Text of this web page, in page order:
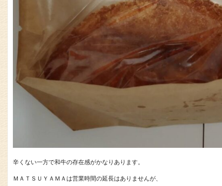
辛くない一方で和牛の存在感がかなりあります。
ＭＡＴＳＵＹＡＭＡは営業時間の延長はありませんが、